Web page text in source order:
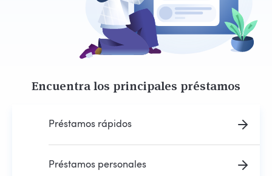
Encuentra los principales préstamos
Préstamos rápidos
Préstamos personales